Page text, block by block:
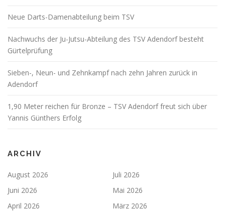
a
i
o
n
Neue Darts-Damenabteilung beim TSV
Nachwuchs der Ju-Jutsu-Abteilung des TSV Adendorf besteht
Gürtelprüfung
Sieben-, Neun- und Zehnkampf nach zehn Jahren zurück in
Adendorf
1,90 Meter reichen für Bronze – TSV Adendorf freut sich über
Yannis Günthers Erfolg
ARCHIV
August 2026
Juli 2026
Juni 2026
Mai 2026
April 2026
März 2026